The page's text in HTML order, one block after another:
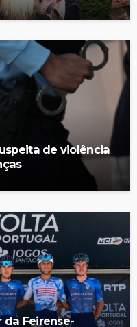
de violência
da Feirense-